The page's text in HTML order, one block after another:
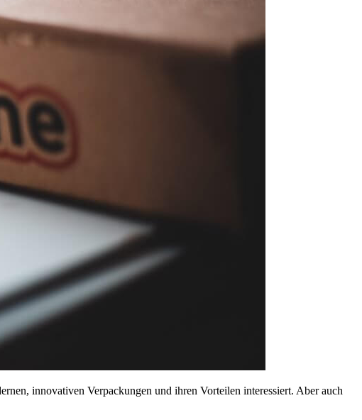
innovativen Verpackungen und ihren Vorteilen interessiert. Aber auch